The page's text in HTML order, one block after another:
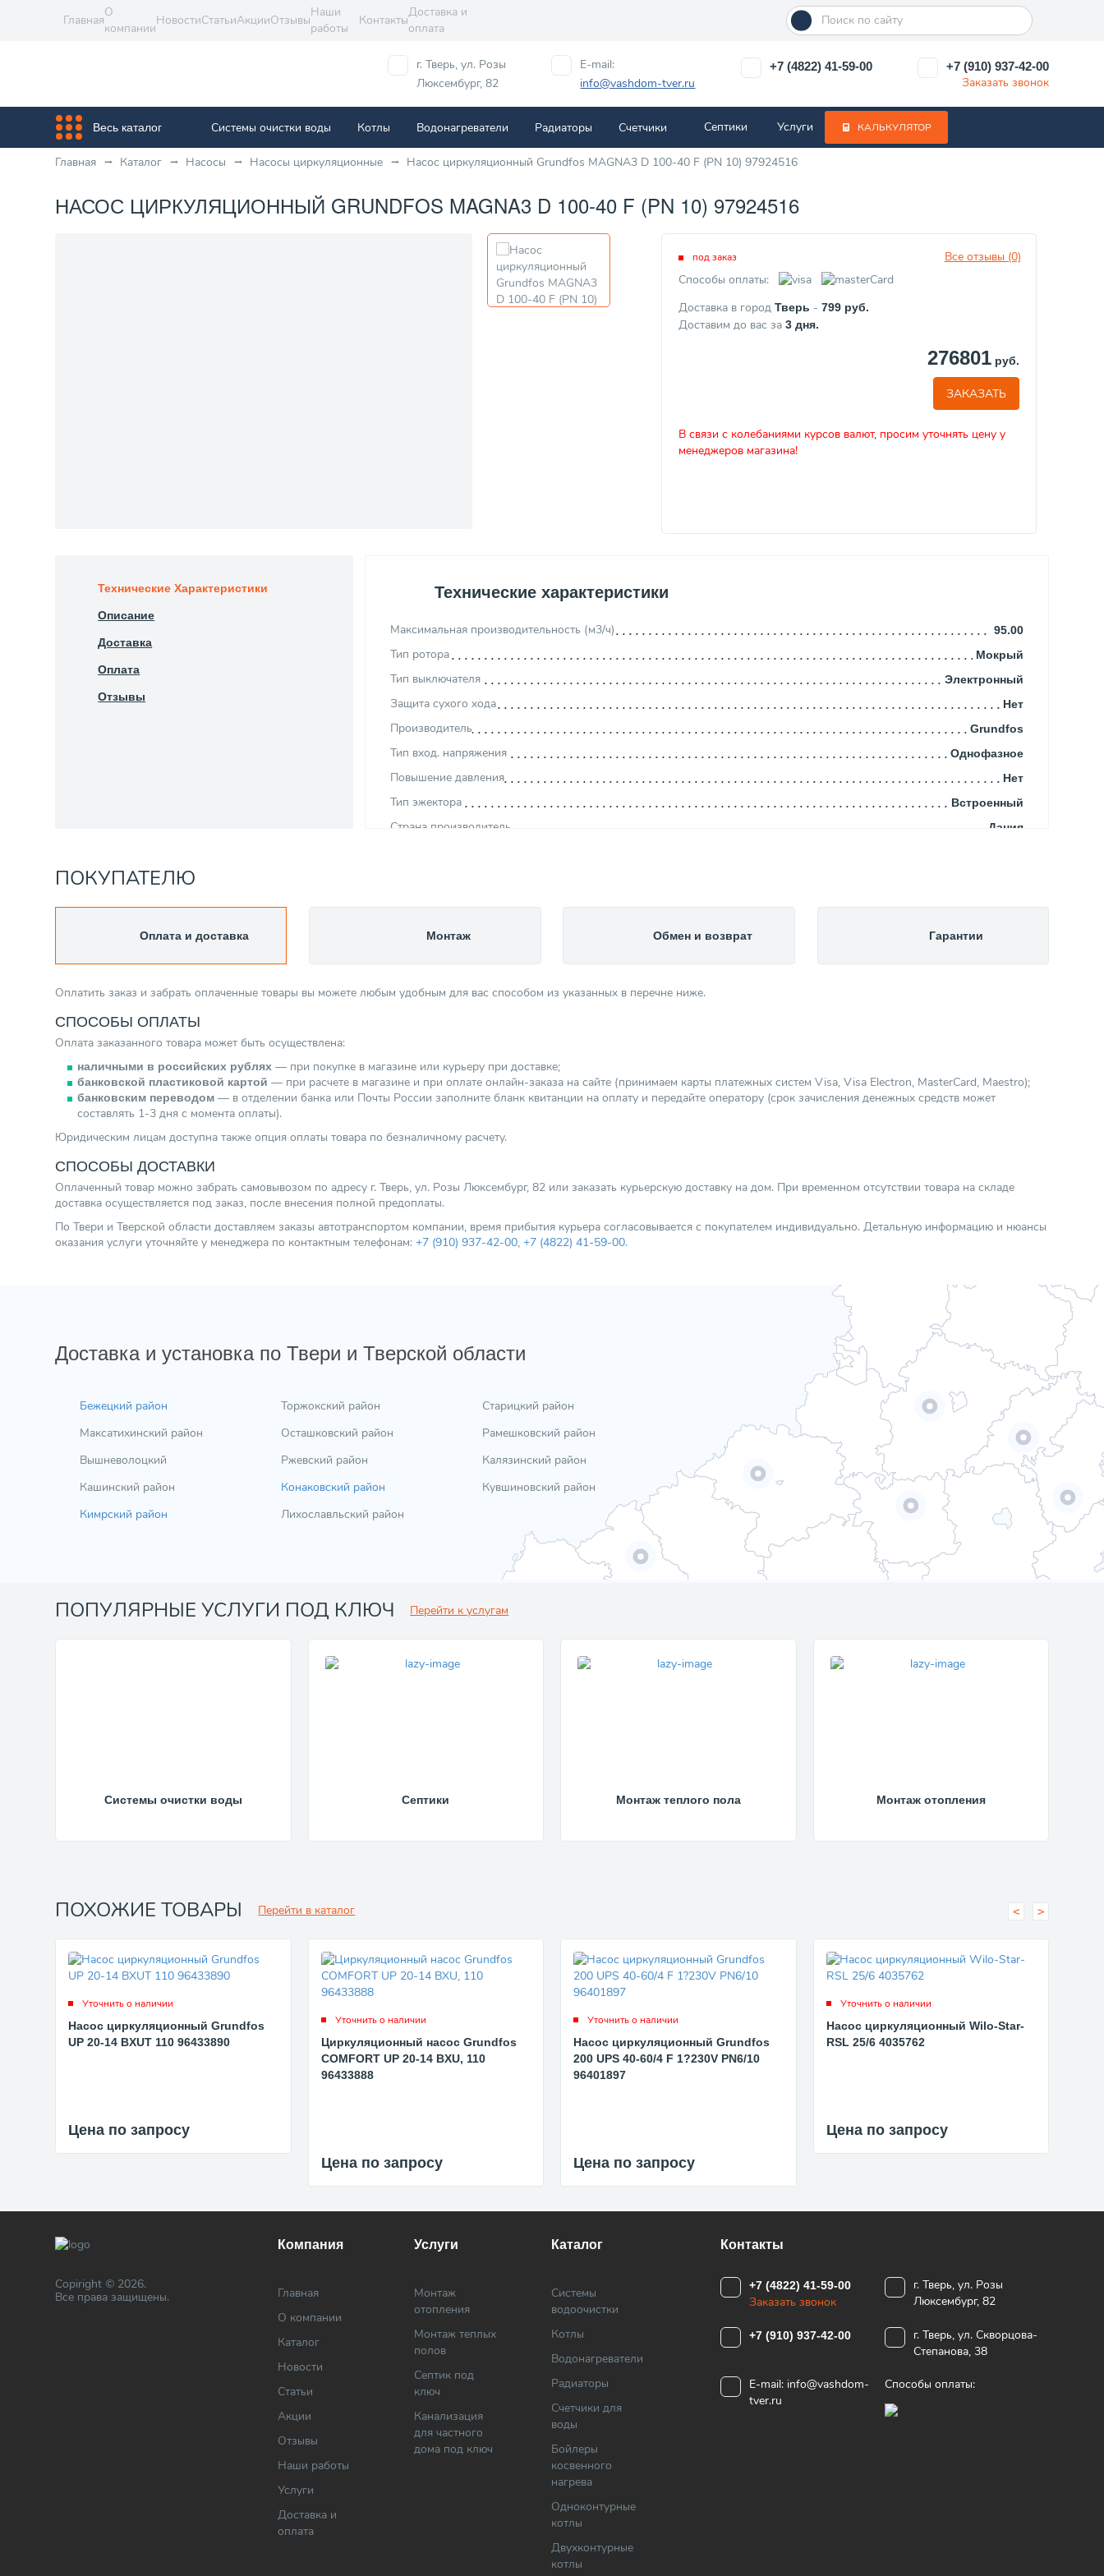
Главная
О
компании
НовостиСтатьиАкцииОтзывы
Наши
работы
Контакты
Доставка и
оплата
г. Тверь, ул. Розы
Люксембург, 82
E-mail:
info@vashdom-tver.ru
+7 (4822) 41-59-00 +7 (910) 937-42-00
Заказать звонок
Весь каталог Системы очистки воды Котлы Водонагреватели Радиаторы Cчетчики Септики Услуги КАЛЬКУЛЯТОР
Главная Каталог Насосы Насосы циркуляционные Насос циркуляционный Grundfos MAGNA3 D 100-40 F (PN 10) 97924516
НАСОС ЦИРКУЛЯЦИОННЫЙ GRUNDFOS MAGNA3 D 100-40 F (PN 10) 97924516
Все отзывы (0)
под заказ
Способы оплаты:
Доставка в город Тверь - 799 руб.
Доставим до вас за 3 дня.
276801руб.
ЗАКАЗАТЬ
В связи с колебаниями курсов валют, просим уточнять цену у
менеджеров магазина!
Технические Характеристики Технические характеристики
Максимальная производительность (м3/ч) 95.00
Тип ротора Мокрый
Тип выключателя Электронный
Защита сухого хода Нет
Производитель Grundfos
Тип вход. напряжения Однофазное
Повышение давления Нет
Тип эжектора Встроенный
Страна производитель Дания
Тип насоса
Мощность (кВт)
Вид насоса Циркуляционный
Диаметр выходного отверстия
Минимальная рабочая температура (°С) -10.00
Описание
Доставка
Оплата
Отзывы
ПОКУПАТЕЛЮ
Оплата и доставка
Оплатить заказ и забрать оплаченные товары вы можете любым удобным для вас способом из указанных в перечне ниже.
СПОСОБЫ ОПЛАТЫ
Оплата заказанного товара может быть осуществлена:
наличными в российских рублях — при покупке в магазине или курьеру при доставке;
банковской пластиковой картой — при расчете в магазине и при оплате онлайн-заказа на сайте (принимаем карты платежных систем Visa, Visa Electron, MasterCard, Maestro);
банковским переводом — в отделении банка или Почты России заполните бланк квитанции на оплату и передайте оператору (срок зачисления денежных средств может
составлять 1-3 дня с момента оплаты).
Юридическим лицам доступна также опция оплаты товара по безналичному расчету.
СПОСОБЫ ДОСТАВКИ
Оплаченный товар можно забрать самовывозом по адресу г. Тверь, ул. Розы Люксембург, 82 или заказать курьерскую доставку на дом. При временном отсутствии товара на складе
доставка осуществляется под заказ, после внесения полной предоплаты.
По Твери и Тверской области доставляем заказы автотранспортом компании, время прибытия курьера согласовывается с покупателем индивидуально. Детальную информацию и нюансы
оказания услуги уточняйте у менеджера по контактным телефонам: +7 (910) 937-42-00, +7 (4822) 41-59-00.
Монтаж Обмен и возврат Гарантии
Доставка и установка по Твери и Тверской области
Бежецкий район
Максатихинский район
Вышневолоцкий
Кашинский район
Кимрский район
Торжокский район
Осташковский район
Ржевский район
Конаковский район
Лихославльский район
Старицкий район
Рамешковский район
Калязинский район
Кувшиновский район
ПОПУЛЯРНЫЕ УСЛУГИ ПОД КЛЮЧ Перейти к услугам
Системы очистки воды Септики Монтаж теплого пола Монтаж отопления
ПОХОЖИЕ ТОВАРЫ Перейти в каталог
Уточнить о наличии
Насос циркуляционный Grundfos
UP 20-14 BXUT 110 96433890
Цена по запросу
Уточнить о наличии
Циркуляционный насос Grundfos
COMFORT UP 20-14 BXU, 110
96433888
Цена по запросу
Уточнить о наличии
Насос циркуляционный Grundfos
200 UPS 40-60/4 F 1?230V PN6/10
96401897
Цена по запросу
Уточнить о наличии
Насос циркуляционный Wilo-Star-
RSL 25/6 4035762
Цена по запросу
< >
Copiright © 2026.
Все права защищены.
Компания
Главная
О компании
Каталог
Новости
Статьи
Акции
Отзывы
Наши работы
Услуги
Доставка и
оплата
Услуги
Монтаж
отопления
Монтаж теплых
полов
Септик под
ключ
Канализация
для частного
дома под ключ
Каталог
Системы
водоочистки
Котлы
Водонагреватели
Радиаторы
Cчетчики для
воды
Бойлеры
косвенного
нагрева
Одноконтурные
котлы
Двухконтурные
котлы
Контакты
+7 (4822) 41-59-00
Заказать звонок
г. Тверь, ул. Розы
Люксембург, 82
+7 (910) 937-42-00
г. Тверь, ул. Скворцова-
Степанова, 38
E-mail: info@vashdom-
tver.ru
Способы оплаты: